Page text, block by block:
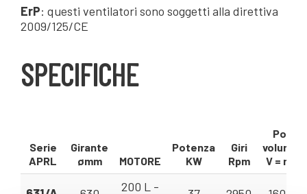
ErP: questi ventilatori sono soggetti alla direttiva
2009/125/CE
SPECIFICHE
Serie
APRL
Girante
ømm
MOTORE
Potenza
KW
Giri
Rpm
V = m³/
200 L -